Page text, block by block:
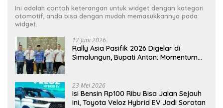
Ini adalah contoh keterangan untuk widget dengan kategori
otomotif, anda bisa dengan mudah memasukkannya pada
widget.
17 Juni 2026
Rally Asia Pasifik 2026 Digelar di
Simalungun, Bupati Anton: Momentum
23 Mei 2026
Isi Bensin Rp100 Ribu Bisa Jalan Sejauh
Ini, Toyota Veloz Hybrid EV Jadi Sorotan